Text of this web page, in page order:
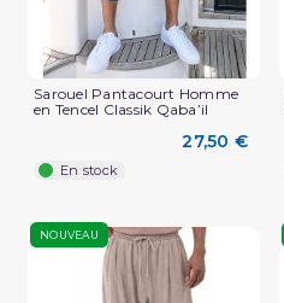
Sarouel Pantacourt Homme
en Tencel Classik Qaba’il
27,50 €
En stock
NOUVEAU